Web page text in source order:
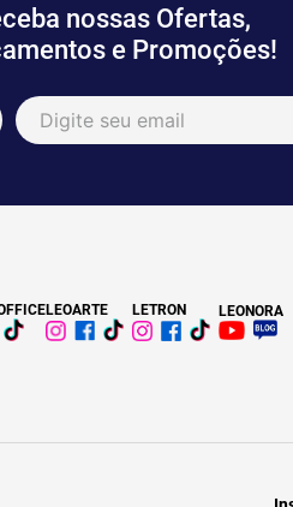
nossas Ofertas,
e Promoções!
LEOARTE LETRON LEONORA